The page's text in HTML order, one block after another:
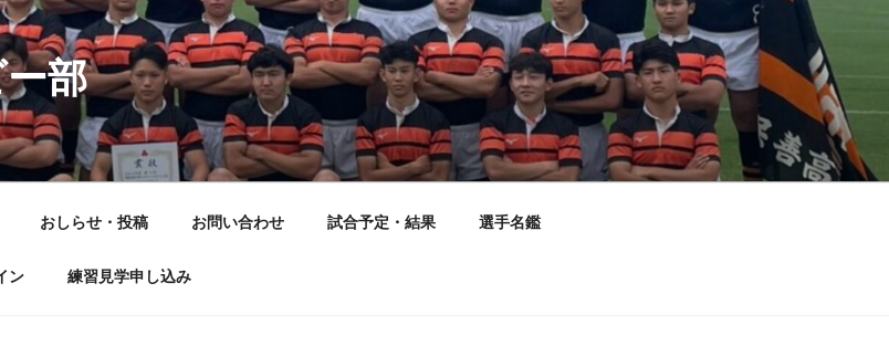
部
おしらせ・投稿 お問い合わせ 試合予定・結果 選手名鑑
ン 練習見学申し込み